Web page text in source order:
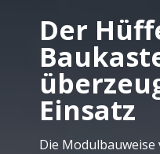
Der
Einsatz
Die